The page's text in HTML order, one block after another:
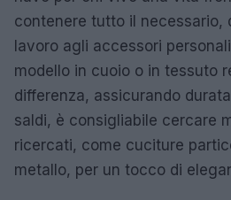
contenere tutto il necessario,
lavoro agli accessori
modello in cuoio o in tessuto
differenza, assicurando
saldi, è consigliabile cercare
ricercati, come cuciture
metallo, per un tocco di